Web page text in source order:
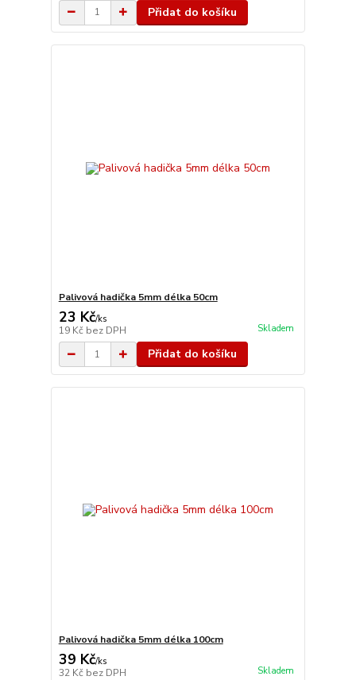
Přidat do košíku
Palivová hadička 5mm délka 50cm
23 Kč/ks
19 Kč bez DPH Skladem
Přidat do košíku
Palivová hadička 5mm délka 100cm
39 Kč/ks
32 Kč bez DPH Skladem